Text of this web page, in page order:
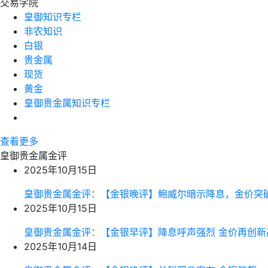
交易学院
皇御知识专栏
非农知识
白银
贵金属
现货
黄金
皇御贵金属知识专栏
查看更多
皇御贵金属金评
2025年10月15日
皇御贵金属金评：【金银晚评】鲍威尔暗示降息，金价突
2025年10月15日
皇御贵金属金评：【金银早评】降息呼声强烈 金价再创新
2025年10月14日